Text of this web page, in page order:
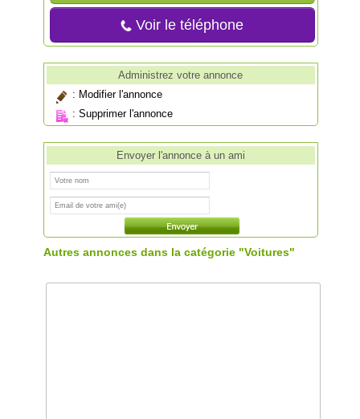
Voir le téléphone
Administrez votre annonce
: Modifier l'annonce
:Supprimer l'annonce
Envoyer l'annonce à un ami
Autres annonces dans la catégorie "Voitures"